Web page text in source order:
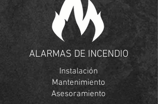
ALARMAS DE INCENDIO
Instalación
Mantenimiento
Asesoramiento